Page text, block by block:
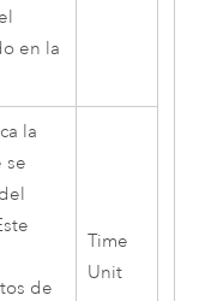
en la
la
se
de
Time
Unit